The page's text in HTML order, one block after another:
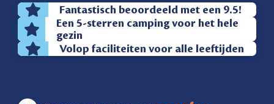
Fantastisch beoordeeld met een 9.5!
Een 5-sterren camping voor het hele
gezin
Volop faciliteiten voor alle leeftijden